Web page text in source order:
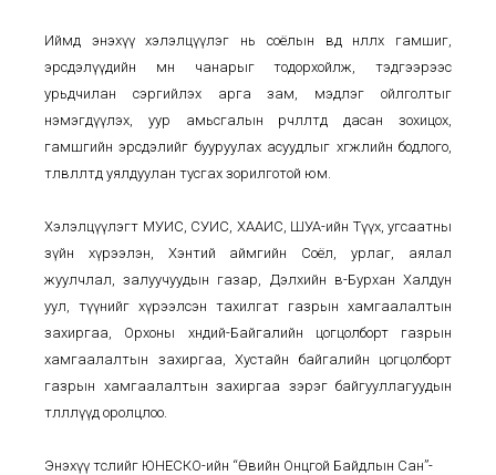
Иймд энэхүү хэлэлцүүлэг нь соёлын өвд нөлөөлөх гамшиг,
эрсдэлүүдийн мөн чанарыг тодорхойлж, тэдгээрээс
урьдчилан сэргийлэх арга зам, мэдлэг ойлголтыг
нэмэгдүүлэх, уур амьсгалын өөрчлөлтөд дасан зохицох,
гамшгийн эрсдэлийг бууруулах асуудлыг хөгжлийн бодлого,
төлөвлөлтөд уялдуулан тусгах зорилготой юм.
Хэлэлцүүлэгт МУИС, СУИС, ХААИС, ШУА-ийн Түүх, угсаатны
зүйн хүрээлэн, Хэнтий аймгийн Соёл, урлаг, аялал
жуулчлал, залуучуудын газар, Дэлхийн өв-Бурхан Халдун
уул, түүнийг хүрээлсэн тахилгат газрын хамгаалалтын
захиргаа, Орхоны хөндий-Байгалийн цогцолборт газрын
хамгаалалтын захиргаа, Хустайн байгалийн цогцолборт
газрын хамгаалалтын захиргаа зэрэг байгууллагуудын
төлөөллүүд оролцлоо.
Энэхүү төслийг ЮНЕСКО-ийн “Өвийн Онцгой Байдлын Сан”-